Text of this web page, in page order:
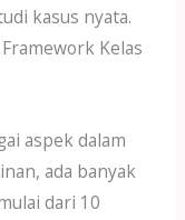
kasus nyata.
Kelas
aspek dalam
ada banyak
dari 10